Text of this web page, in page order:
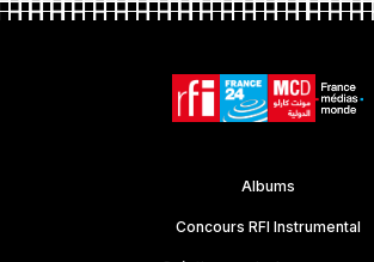
Albums
Concours RFI Instrumental